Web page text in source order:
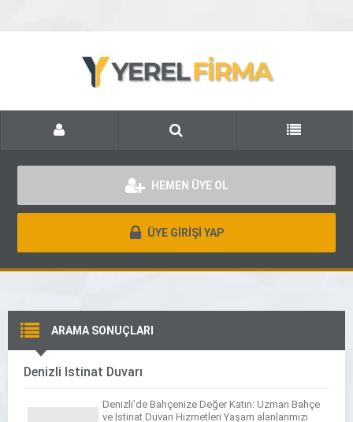
HEMEN ÜYE OL
ÜYE GİRİŞİ YAP
ARAMA SONUÇLARI
Denizli İstinat Duvarı
Denizli’de Bahçenize Değer Katın: Uzman Bahçe
ve İstinat Duvarı Hizmetleri Yaşam alanlarımızı